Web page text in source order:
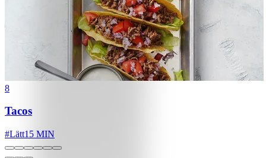
8
Tacos
#Lätt15 MIN